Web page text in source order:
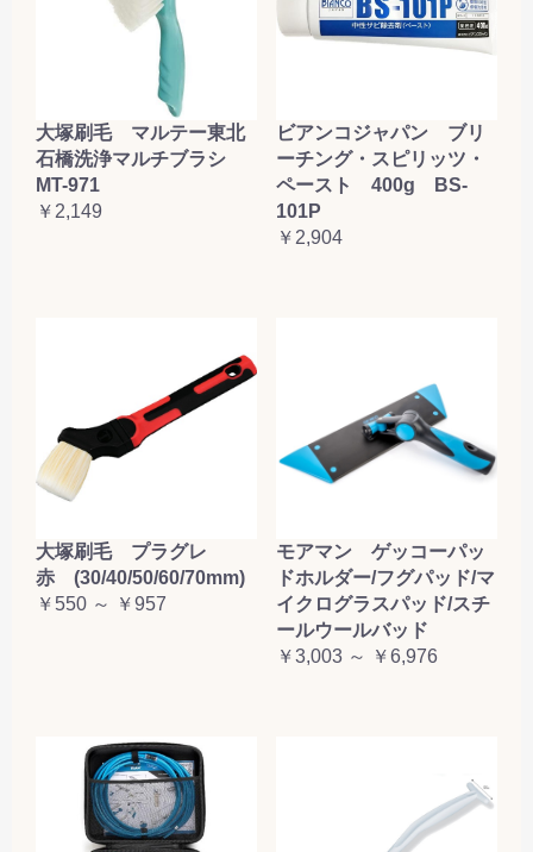
大塚刷毛 マルテー東北
石橋洗浄マルチブラシ
MT-971
￥2,149
ビアンコジャパン ブリ
ーチング・スピリッツ・
ペースト 400g BS-
101P
￥2,904
大塚刷毛 プラグレ
赤 (30/40/50/60/70mm)
￥550 ～ ￥957
モアマン ゲッコーパッ
ドホルダー/フグパッド/マ
イクログラスパッド/スチ
ールウールバッド
￥3,003 ～ ￥6,976